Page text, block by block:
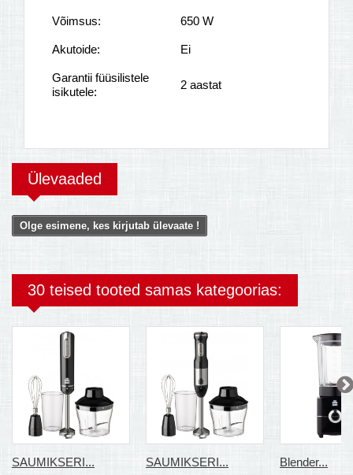
Võimsus: 650 W
Akutoide: Ei
Garantii füüsilistele
isikutele:
2 aastat
Ülevaaded
Olge esimene, kes kirjutab ülevaate !
30 teised tooted samas kategoorias:
SAUMIKSERI... SAUMIKSERI... Blender...